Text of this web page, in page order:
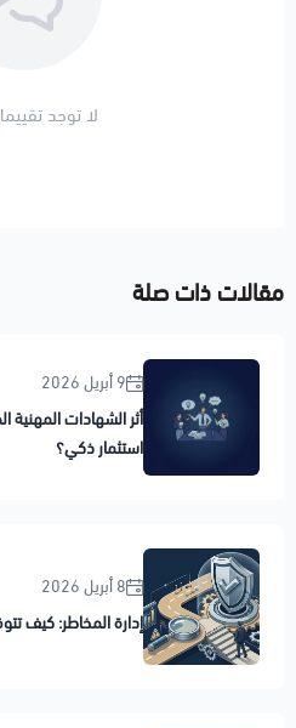
لا توجد
مقالات ذات صلة
9 أبريل 2026
أثر الشهادات
استثمار ذكي؟
8 أبريل 2026
إدارة المخاطر: كيف